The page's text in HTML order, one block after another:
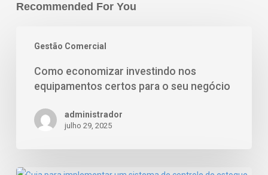
Recommended For You
Gestão Comercial
Como economizar investindo nos
equipamentos certos para o seu negócio
administrador
julho 29, 2025